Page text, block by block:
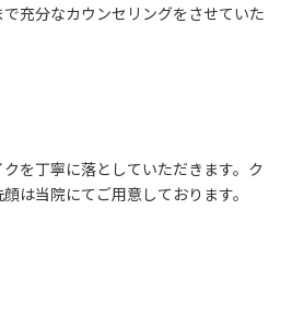
充分なカウンセリングをさせていた
を丁寧に落としていただきます。ク
は当院にてご用意しております。